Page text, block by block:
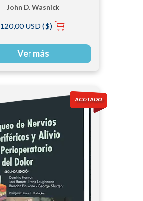
John D. Wasnick
120,00 USD ($)
Ver más